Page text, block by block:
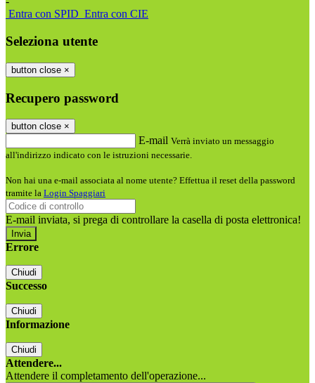
Entra con SPID Entra con CIE
Seleziona utente
button close ×
Recupero password
button close ×
E-mail Verrà inviato un messaggio
all'indirizzo indicato con le istruzioni necessarie.
Non hai una e-mail associata al nome utente? Effettua il reset della password
tramite la Login Spaggiari
E-mail inviata, si prega di controllare la casella di posta elettronica!
Errore
Chiudi
Successo
Chiudi
Informazione
Chiudi
Attendere...
Attendere il completamento dell'operazione...